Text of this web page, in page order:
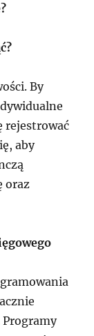
By
rejestrować
aby
oraz
Programy